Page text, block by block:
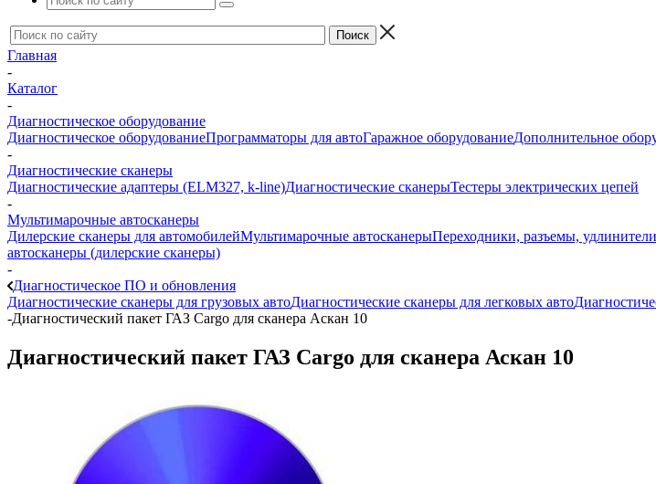
Главная
-
Каталог
-
Диагностическое оборудование
Диагностическое оборудованиеПрограмматоры для автоГаражное оборудованиеДополнительное
-
Диагностические сканеры
Диагностические адаптеры (ELM327, k-line)Диагностические сканерыТестеры электрических цепей
-
Мультимарочные автосканеры
Дилерские сканеры для автомобилейМультимарочные автосканерыПереходники, разъемы,
автосканеры (дилерские сканеры)
-
Диагностическое ПО и обновления
Диагностические сканеры для грузовых автоДиагностические сканеры для легковых авто
-Диагностический пакет ГАЗ Cargo для сканера Аскан 10
Диагностический пакет ГАЗ Cargo для сканера Аскан 10